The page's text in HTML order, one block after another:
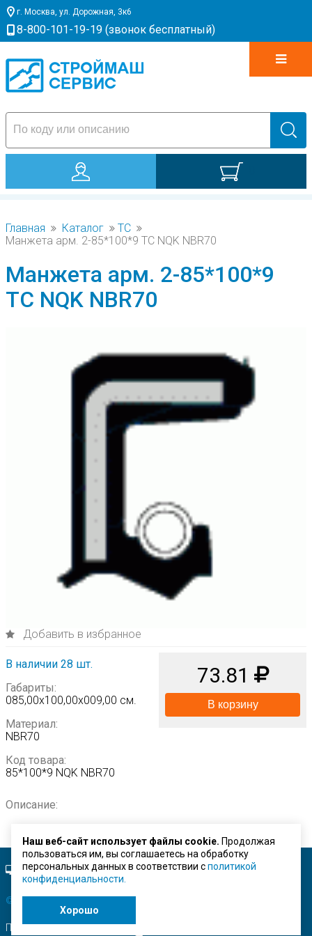
г. Москва, ул. Дорожная, 3к6
8-800-101-19-19 (звонок бесплатный)
Главная Каталог
ТС
Манжета арм. 2-85*100*9 TC NQK NBR70
Манжета арм. 2-85*100*9
TC NQK NBR70
Добавить в избранное
В наличии 28 шт.
Габариты:
085,00х100,00х009,00 см.
Материал:
NBR70
Код товара:
85*100*9 NQK NBR70
73.81
В корзину
Описание:
Полная версия сайта.
© ЗАО "Строймашсервис"
Поисковое продвижение
Наш веб-сайт использует файлы cookie. Продолжая
пользоваться им, вы соглашаетесь на обработку
персональных данных в соответствии сполитикой
конфиденциальности.
Хорошо